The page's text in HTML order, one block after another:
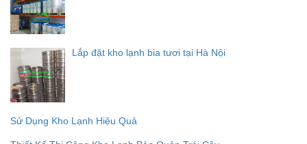
Lắp đặt kho lạnh bia tươi tại Hà Nội
Sử Dụng Kho Lạnh Hiệu Quả